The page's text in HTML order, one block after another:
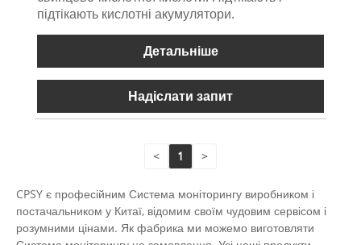
підтікають кислотні акумулятори.
Детальніше
Надіслати запит
< 1 >
CPSY є професійним Система моніторингу виробником і
постачальником у Китаї, відомим своїм чудовим сервісом і
розумними цінами. Як фабрика ми можемо виготовляти